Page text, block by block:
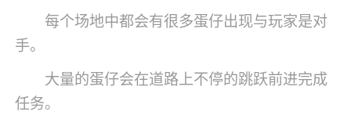
每个场地中都会有很多蛋仔出现与玩家是对
手。
大量的蛋仔会在道路上不停的跳跃前进完成
任务。